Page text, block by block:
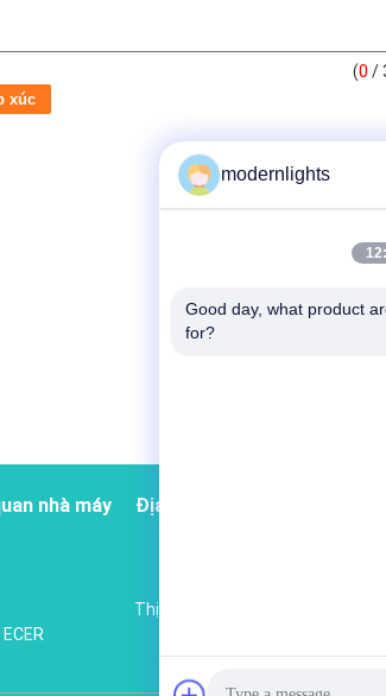
(0 /
Địa chỉ liên hệ
nhà máy
ECER
Thị trường Trung Quốc chiếu
modernlights
Good day, what product
for?